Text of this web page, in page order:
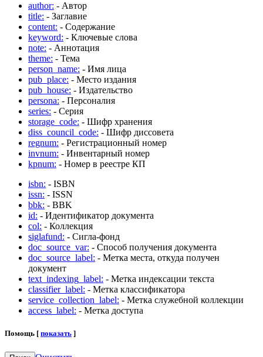
author: - Автор
title: - Заглавие
content: - Содержание
keyword: - Ключевые слова
note: - Аннотация
theme: - Тема
person_name: - Имя лица
pub_place: - Место издания
pub_house: - Издательство
persona: - Персоналия
series: - Серия
storage_code: - Шифр хранения
diss_council_code: - Шифр диссовета
regnum: - Регистрационный номер
invnum: - Инвентарный номер
kpnum: - Номер в реестре КП
isbn: - ISBN
issn: - ISSN
bbk: - BBK
id: - Идентификатор документа
col: - Коллекция
siglafund: - Сигла-фонд
doc_source_var: - Способ получения документа
doc_source_label: - Метка места, откуда получен
документ
text_indexing_label: - Метка индексации текста
classifier_label: - Метка классификатора
service_collection_label: - Метка служебной коллекции
access_label: - Метка доступа
Помощь [ показать ]